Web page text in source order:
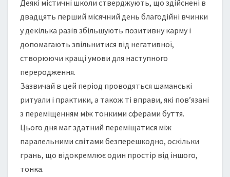
Деякі містичні школи стверджують, що здійснені в
двадцять перший місячний день благодійні вчинки
у декілька разів збільшують позитивну карму і
допомагають звільнитися від негативної,
створюючи кращі умови для наступного
переродження.
Зазвичай в цей період проводяться шаманські
ритуали і практики, а також ті вправи, які пов’язані
з переміщенням між тонкими сферами буття.
Цього дня маг здатний переміщатися між
паралельними світами безперешкодно, оскільки
грань, що відокремлює один простір від іншого,
тонка.